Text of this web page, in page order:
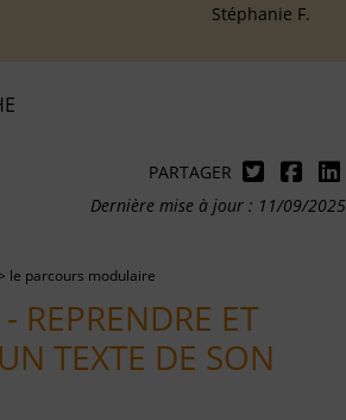
Stéphanie F.
PARTAGER
Dernière mise à jour : 11/09/2025
le parcours modulaire
REPRENDRE ET
TEXTE DE SON